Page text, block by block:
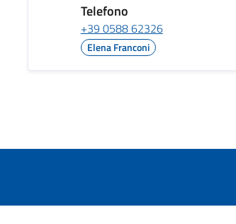
Telefono
+39 0588 62326
Elena Franconi